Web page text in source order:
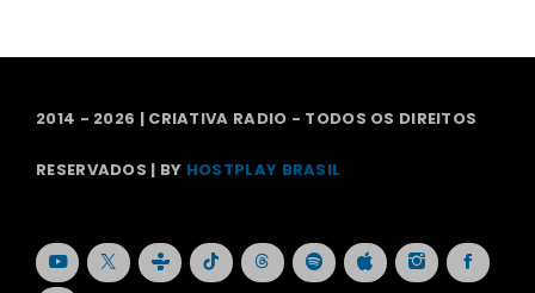
2014 - 2026 | CRIATIVA RADIO - TODOS OS DIREITOS
RESERVADOS | BY HOSTPLAY BRASIL